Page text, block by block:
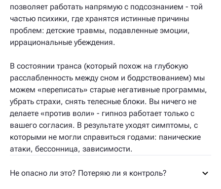
позволяет работать напрямую с подсознанием - той
частью психики, где хранятся истинные причины
проблем: детские травмы, подавленные эмоции,
иррациональные убеждения.
В состоянии транса (который похож на глубокую
расслабленность между сном и бодрствованием) мы
можем «переписать» старые негативные программы,
убрать страхи, снять телесные блоки. Вы ничего не
делаете «против воли» - гипноз работает только с
вашего согласия. В результате уходят симптомы, с
которыми не могли справиться годами: панические
атаки, бессонница, зависимости.
Не опасно ли это? Потеряю ли я контроль?